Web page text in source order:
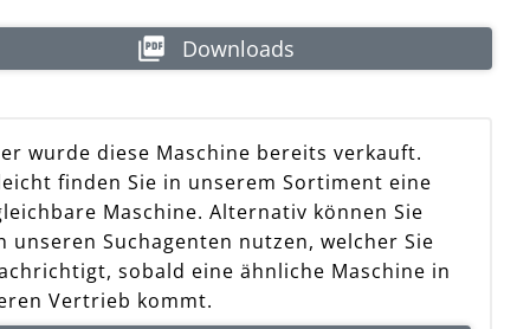
bereits
Downloads
wurde diese Maschine bereits verkauft.
finden Sie in unserem Sortiment eine
Maschine. Alternativ können Sie
unseren Suchagenten nutzen, welcher Sie
sobald eine ähnliche Maschine in
Vertrieb kommt.